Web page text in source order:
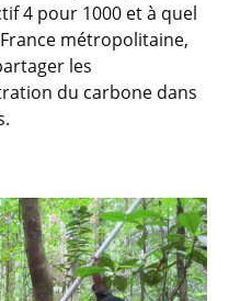
4 pour 1000 et à quel
métropolitaine,
les
du carbone dans